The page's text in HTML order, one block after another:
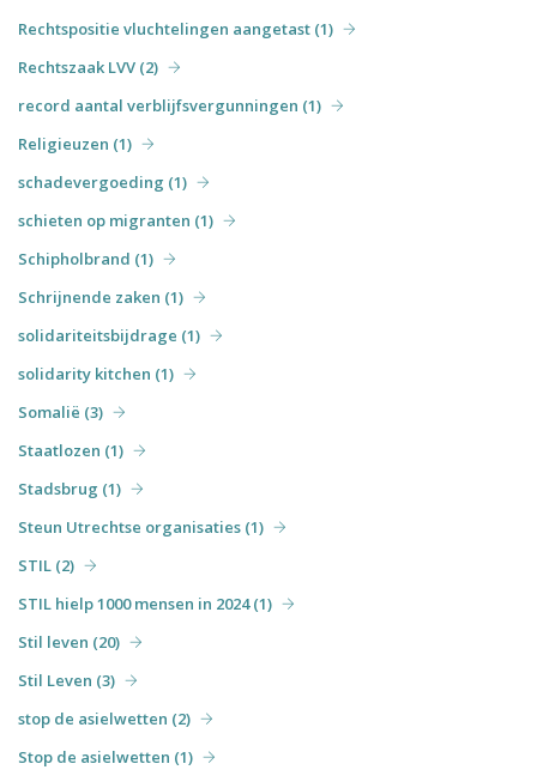
Rechtspositie vluchtelingen aangetast (1)
Rechtszaak LVV (2)
record aantal verblijfsvergunningen (1)
Religieuzen (1)
schadevergoeding (1)
schieten op migranten (1)
Schipholbrand (1)
Schrijnende zaken (1)
solidariteitsbijdrage (1)
solidarity kitchen (1)
Somalië (3)
Staatlozen (1)
Stadsbrug (1)
Steun Utrechtse organisaties (1)
STIL (2)
STIL hielp 1000 mensen in 2024 (1)
Stil leven (20)
Stil Leven (3)
stop de asielwetten (2)
Stop de asielwetten (1)